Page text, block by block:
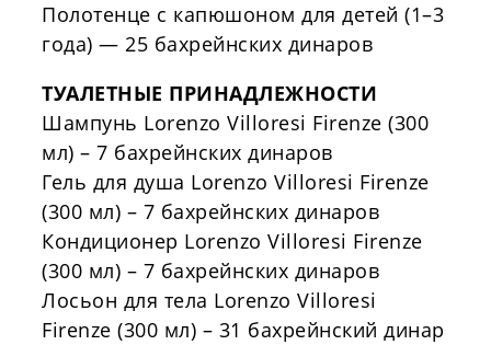
Полотенце с капюшоном для детей (1–3
года) — 25 бахрейнских динаров
ТУАЛЕТНЫЕ ПРИНАДЛЕЖНОСТИ
Шампунь Lorenzo Villoresi Firenze (300
мл) – 7 бахрейнских динаров
Гель для душа Lorenzo Villoresi Firenze
(300 мл) – 7 бахрейнских динаров
Кондиционер Lorenzo Villoresi Firenze
(300 мл) – 7 бахрейнских динаров
Лосьон для тела Lorenzo Villoresi
Firenze (300 мл) – 31 бахрейнский динар